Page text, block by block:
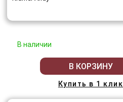
В наличии
В КОРЗИНУ
Купить в 1 клик